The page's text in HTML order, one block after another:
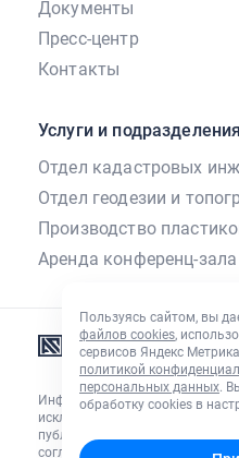
Документы
Пресс-центр
Контакты
Услуги и подразделения
Отдел кадастровых
Отдел геодезии и
Производство
Аренда конференц-зала
Информация, размещенная на
исключительно
публичной офертой
согласно ст. 435, п. 2 ст. 437 ГК
Пользуясь сайтом, вы
файлов cookies,
сервисов Яндекс
политикой
персональных данных.
обработку сookies в